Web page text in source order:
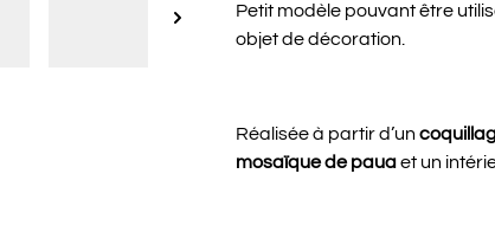
Petit modèle pouvant être
objet de décoration.
Réalisée à partir d’un
mosaïque de pauaet un